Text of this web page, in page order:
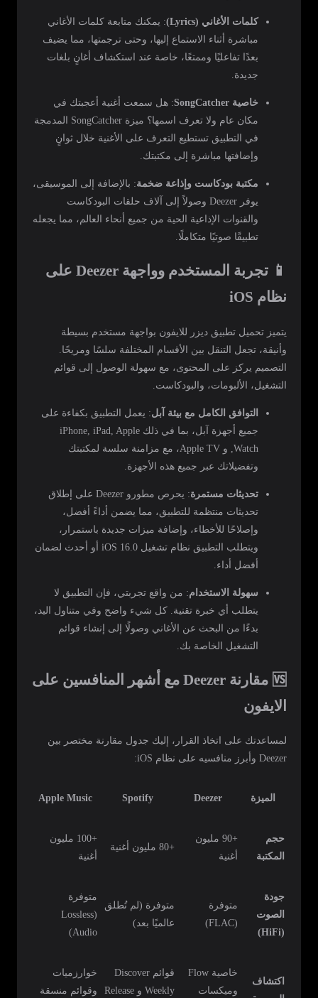
كلمات الأغاني (Lyrics)
: يمكنك متابعة كلمات الأغاني
مباشرة أثناء الاستماع إليها، وحتى ترجمتها، مما يضيف
بعدًا تفاعليًا وممتعًا، خاصة عند استكشاف أغانٍ بلغات
جديدة.
خاصية SongCatcher
: هل سمعت أغنية أعجبتك في
مكان عام ولا تعرف اسمها؟ ميزة SongCatcher المدمجة
في التطبيق تستطيع التعرف على الأغنية خلال ثوانٍ
وإضافتها مباشرة إلى مكتبتك.
مكتبة بودكاست وإذاعة ضخمة: بالإضافة إلى الموسيقى،
يوفر Deezer وصولاً إلى آلاف حلقات البودكاست
والقنوات الإذاعية الحية من جميع أنحاء العالم، مما يجعله
تطبيقًا صوتيًا متكاملًا.
📱 تجربة المستخدم وواجهة Deezer على
نظام iOS
يتميز تحميل تطبيق ديزر للايفون بواجهة مستخدم بسيطة
وأنيقة، تجعل التنقل بين الأقسام المختلفة سلسًا ومريحًا.
التصميم يركز على المحتوى، مع سهولة الوصول إلى قوائم
التشغيل، الألبومات، والبودكاست.
التوافق الكامل مع بيئة آبل: يعمل التطبيق بكفاءة على
جميع أجهزة آبل، بما في ذلك iPhone, iPad, Apple
Watch, و Apple TV، مع مزامنة سلسة لمكتبتك
وتفضيلاتك عبر جميع هذه الأجهزة.
تحديثات مستمرة
: يحرص مطورو Deezer على إطلاق
تحديثات منتظمة للتطبيق، مما يضمن أداءً أفضل،
وإصلاحًا للأخطاء، وإضافة ميزات جديدة باستمرار،
ويتطلب التطبيق نظام تشغيل iOS 16.0 أو أحدث لضمان
أفضل أداء.
سهولة الاستخدام: من واقع تجربتي، فإن التطبيق لا
يتطلب أي خبرة تقنية. كل شيء واضح وفي متناول اليد،
بدءًا من البحث عن الأغاني وصولًا إلى إنشاء قوائم
التشغيل الخاصة بك.
🆚 مقارنة Deezer مع أشهر المنافسين على
الايفون
لمساعدتك على اتخاذ القرار، إليك جدول مقارنة مختصر بين
Deezer وأبرز منافسيه على نظام iOS:
الميزة Deezer
Spotify
Apple Music
حجم
المكتبة
+90 مليون
أغنية
+80 مليون أغنية
+100 مليون
أغنية
جودة
الصوت
(HiFi)
متوفرة
(FLAC)
متوفرة (لم تُطلق
عالميًا بعد)
متوفرة
(Lossless
Audio)
اكتشاف
خاصية Flow
وميكسات
قوائم Discover
Weekly و Release
خوارزميات
وقوائم منسقة